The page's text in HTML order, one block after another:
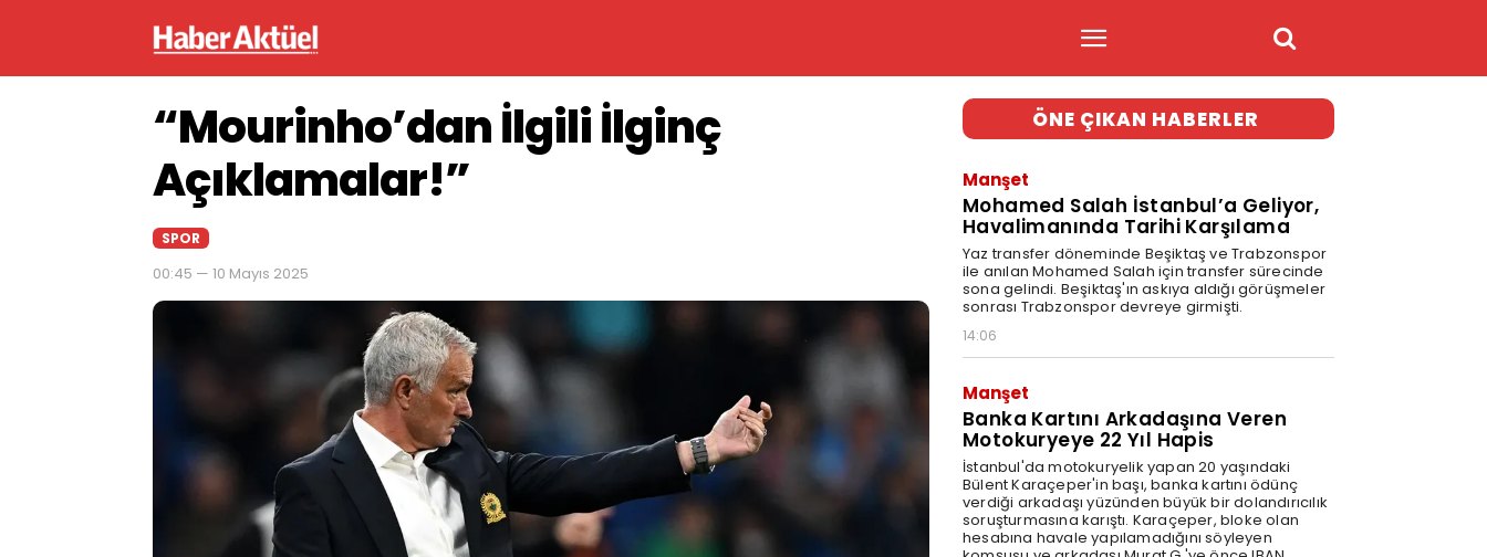
“Mourinho’dan İlgili İlginç
Açıklamalar!”
SPOR
00:45 — 10 Mayıs 2025
ÖNE ÇIKAN HABERLER
Manşet
Mohamed Salah İstanbul’a Geliyor,
Havalimanında Tarihi Karşılama
Yaz transfer döneminde Beşiktaş ve Trabzonspor
ile anılan Mohamed Salah için transfer sürecinde
sona gelindi. Beşiktaş'ın askıya aldığı görüşmeler
sonrası Trabzonspor devreye girmişti.
14:06
Manşet
Banka Kartını Arkadaşına Veren
Motokuryeye 22 Yıl Hapis
İstanbul'da motokuryelik yapan 20 yaşındaki
Bülent Karaçeper'in başı, banka kartını ödünç
verdiği arkadaşı yüzünden büyük bir dolandırıcılık
soruşturmasına karıştı. Karaçeper, bloke olan
hesabına havale yapılamadığını söyleyen